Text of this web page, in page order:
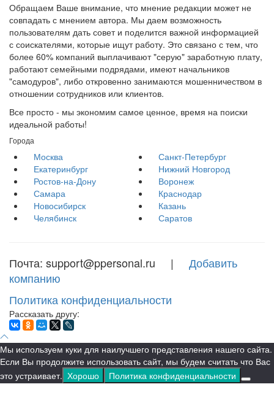
Обращаем Ваше внимание, что мнение редакции может не
совпадать с мнением автора. Мы даем возможность
пользователям дать совет и поделится важной информацией
с соискателями, которые ищут работу. Это связано с тем, что
более 60% компаний выплачивают "серую" заработную плату,
работают семейными подрядами, имеют начальников
"самодуров", либо откровенно занимаются мошенничеством в
отношении сотрудников или клиентов.
Все просто - мы экономим самое ценное, время на поиски
идеальной работы!
Города
Москва
Санкт-Петербург
Екатеринбург
Нижний Новгород
Ростов-на-Дону
Воронеж
Самара
Краснодар
Новосибирск
Казань
Челябинск
Саратов
Почта: support@ppersonal.ru | Добавить
компанию
Политика конфиденциальности
Рассказать другу:
Мы используем куки для наилучшего представления нашего сайта.
Если Вы продолжите использовать сайт, мы будем считать что Вас
это устраивает. Хорошо Политика конфиденциальности